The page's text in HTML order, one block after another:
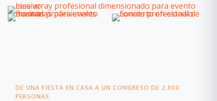
DE UNA FIESTA EN CASA A UN CONGRESO DE 2,000
PERSONAS